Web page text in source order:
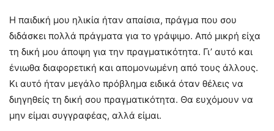
Η παιδική μου ηλικία ήταν απαίσια, πράγμα που σου
διδάσκει πολλά πράγματα για το γράψιμο. Από μικρή είχα
τη δική μου άποψη για την πραγματικότητα. Γι’ αυτό και
ένιωθα διαφορετική και απομονωμένη από τους άλλους.
Κι αυτό ήταν μεγάλο πρόβλημα ειδικά όταν θέλεις να
διηγηθείς τη δική σου πραγματικότητα. Θα ευχόμουν να
μην είμαι συγγραφέας, αλλά είμαι.